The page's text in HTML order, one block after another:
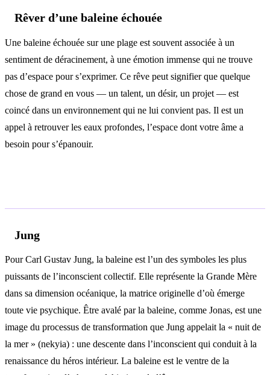
Rêver d’une baleine échouée
Une baleine échouée sur une plage est souvent associée à un
sentiment de déracinement, à une émotion immense qui ne trouve
pas d’espace pour s’exprimer. Ce rêve peut signifier que quelque
chose de grand en vous — un talent, un désir, un projet — est
coincé dans un environnement qui ne lui convient pas. Il est un
appel à retrouver les eaux profondes, l’espace dont votre âme a
besoin pour s’épanouir.
Jung
Pour Carl Gustav Jung, la baleine est l’un des symboles les plus
puissants de l’inconscient collectif. Elle représente la Grande Mère
dans sa dimension océanique, la matrice originelle d’où émerge
toute vie psychique. Être avalé par la baleine, comme Jonas, est une
image du processus de transformation que Jung appelait la « nuit de
la mer » (nekyia) : une descente dans l’inconscient qui conduit à la
renaissance du héros intérieur. La baleine est le ventre de la